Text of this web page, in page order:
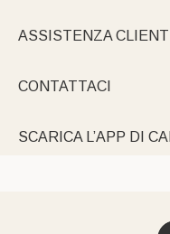
ASSISTENZA CLIENTI
CONTATTACI
SCARICA L’APP DI